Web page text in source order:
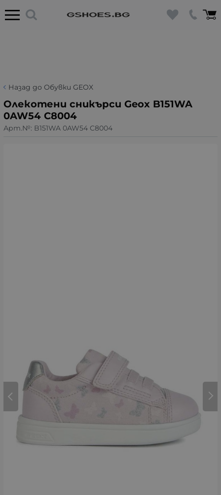
Назад до Обувки GEOX
Олекотени сникърси Geox B151WA
0AW54 C8004
Арт.№: B151WA 0AW54 C8004